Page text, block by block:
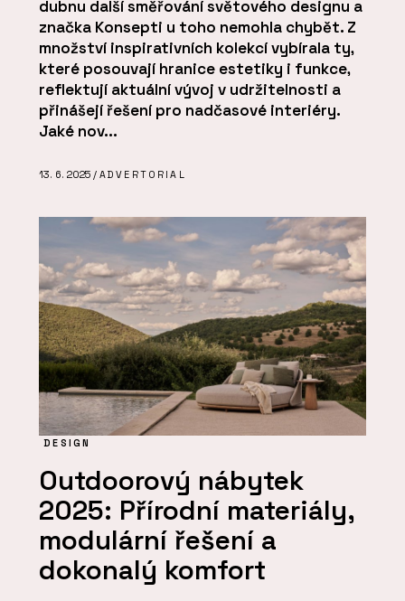
dubnu další směřování světového designu a
značka Konsepti u toho nemohla chybět. Z
množství inspirativních kolekcí vybírala ty,
které posouvají hranice estetiky i funkce,
reflektují aktuální vývoj v udržitelnosti a
přinášejí řešení pro nadčasové interiéry.
Jaké nov...
13. 6. 2025 / ADVERTORIAL
DESIGN
Outdoorový nábytek
2025: Přírodní materiály,
modulární řešení a
dokonalý komfort